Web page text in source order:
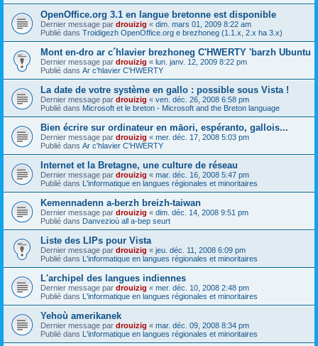
OpenOffice.org 3.1 en langue bretonne est disponible
Dernier message par drouizig « dim. mars 01, 2009 8:22 am
Publié dans Troidigezh OpenOffice.org e brezhoneg (1.1.x, 2.x ha 3.x)
Mont en-dro ar c´hlavier brezhoneg C'HWERTY 'barzh Ubuntu
Dernier message par drouizig « lun. janv. 12, 2009 8:22 pm
Publié dans Ar c'hlavier C'HWERTY
La date de votre système en gallo : possible sous Vista !
Dernier message par drouizig « ven. déc. 26, 2008 6:58 pm
Publié dans Microsoft et le breton - Microsoft and the Breton language
Bien écrire sur ordinateur en māori, espéranto, gallois...
Dernier message par drouizig « mer. déc. 17, 2008 5:03 pm
Publié dans Ar c'hlavier C'HWERTY
Internet et la Bretagne, une culture de réseau
Dernier message par drouizig « mar. déc. 16, 2008 5:47 pm
Publié dans L'informatique en langues régionales et minoritaires
Kemennadenn a-berzh breizh-taiwan
Dernier message par drouizig « dim. déc. 14, 2008 9:51 pm
Publié dans Danvezioù all a-bep seurt
Liste des LIPs pour Vista
Dernier message par drouizig « jeu. déc. 11, 2008 6:09 pm
Publié dans L'informatique en langues régionales et minoritaires
L'archipel des langues indiennes
Dernier message par drouizig « mer. déc. 10, 2008 2:48 pm
Publié dans L'informatique en langues régionales et minoritaires
Yehoù amerikanek
Dernier message par drouizig « mar. déc. 09, 2008 8:34 pm
Publié dans L'informatique en langues régionales et minoritaires